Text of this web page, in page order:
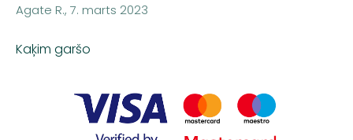
Agate R., 7. marts 2023
Kaķim garšo